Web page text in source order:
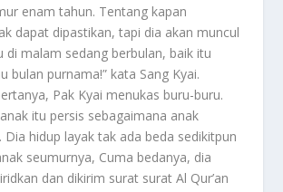
enam tahun. Tentang kapan
dapat dipastikan, tapi dia akan muncul
di malam sedang berbulan, baik itu
bulan purnama!” kata Sang Kyai.
Pak Kyai menukas buru-buru.
itu persis sebagaimana anak
Dia hidup layak tak ada beda sedikitpun
seumurnya, Cuma bedanya, dia
dan dikirim surat surat Al Qur’an